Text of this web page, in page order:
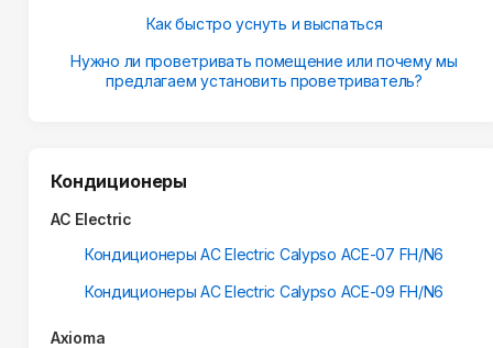
Как быстро уснуть и выспаться
Нужно ли проветривать помещение или почему мы
предлагаем установить проветриватель?
Кондиционеры
AC Electric
Кондиционеры AC Electric Calypso ACE-07 FH/N6
Кондиционеры AC Electric Calypso ACE-09 FH/N6
Axioma